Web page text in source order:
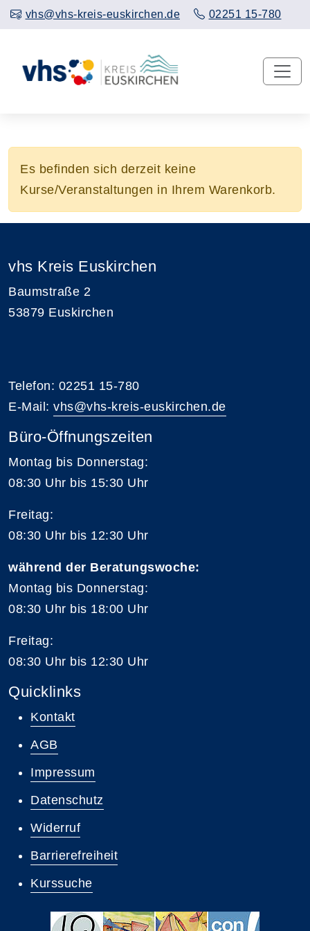
vhs@vhs-kreis-euskirchen.de 02251 15-780
Es befinden sich derzeit keine
Kurse/Veranstaltungen in Ihrem Warenkorb.
vhs Kreis Euskirchen
Baumstraße 2
53879 Euskirchen
Telefon: 02251 15-780
E-Mail: vhs@vhs-kreis-euskirchen.de
Büro-Öffnungszeiten
Montag bis Donnerstag:
08:30 Uhr bis 15:30 Uhr
Freitag:
08:30 Uhr bis 12:30 Uhr
während der Beratungswoche:
Montag bis Donnerstag:
08:30 Uhr bis 18:00 Uhr
Freitag:
08:30 Uhr bis 12:30 Uhr
Quicklinks
Kontakt
AGB
Impressum
Datenschutz
Widerruf
Barrierefreiheit
Kurssuche